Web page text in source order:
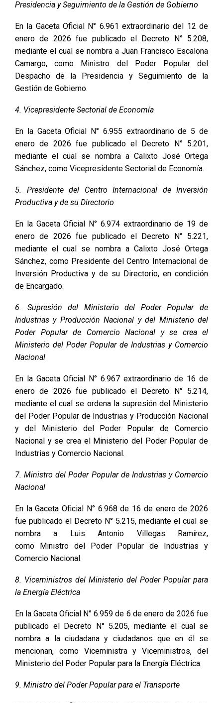
Presidencia y Seguimiento de la Gestión de Gobierno
En la Gaceta Oficial N° 6.961 extraordinario del 12 de
enero de 2026 fue publicado el Decreto N° 5.208,
mediante el cual se nombra a Juan Francisco Escalona
Camargo, como Ministro del Poder Popular del
Despacho de la Presidencia y Seguimiento de la
Gestión de Gobierno.
4. Vicepresidente Sectorial de Economía
En la Gaceta Oficial N° 6.955 extraordinario de 5 de
enero de 2026 fue publicado el Decreto N° 5.201,
mediante el cual se nombra a Calixto José Ortega
Sánchez, como Vicepresidente Sectorial de Economía.
5. Presidente del Centro Internacional de Inversión
Productiva y de su Directorio
En la Gaceta Oficial N° 6.974 extraordinario de 19 de
enero de 2026 fue publicado el Decreto N° 5.221,
mediante el cual se nombra a Calixto José Ortega
Sánchez, como Presidente del Centro Internacional de
Inversión Productiva y de su Directorio, en condición
de Encargado.
6. Supresión del Ministerio del Poder Popular de
Industrias y Producción Nacional y del Ministerio del
Poder Popular de Comercio Nacional y se crea el
Ministerio del Poder Popular de Industrias y Comercio
Nacional
En la Gaceta Oficial N° 6.967 extraordinario de 16 de
enero de 2026 fue publicado el Decreto N° 5.214,
mediante el cual se ordena la supresión del Ministerio
del Poder Popular de Industrias y Producción Nacional
y del Ministerio del Poder Popular de Comercio
Nacional y se crea el Ministerio del Poder Popular de
Industrias y Comercio Nacional.
7. Ministro del Poder Popular de Industrias y Comercio
Nacional
En la Gaceta Oficial N° 6.968 de 16 de enero de 2026
fue publicado el Decreto N° 5.215, mediante el cual se
nombra a Luis Antonio Villegas Ramírez,
como Ministro del Poder Popular de Industrias y
Comercio Nacional.
8. Viceministros del Ministerio del Poder Popular para
la Energía Eléctrica
En la Gaceta Oficial N° 6.959 de 6 de enero de 2026 fue
publicado el Decreto N° 5.205, mediante el cual se
nombra a la ciudadana y ciudadanos que en él se
mencionan, como Viceministra y Viceministros, del
Ministerio del Poder Popular para la Energía Eléctrica.
9. Ministro del Poder Popular para el Transporte